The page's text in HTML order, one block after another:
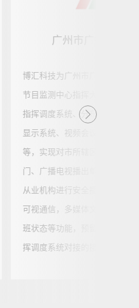
广州市广播电视局
博汇科技为广州市广电局建设
节目监测中心指挥大厅，包含
指挥调度系统、分布式拼控系
显示系统、视频会议系统、扩
等，实现对市所辖区县广播电
门、广播电视播出单位及其他
从业机构进行安全播出指挥调
可视通信，多媒体文件的互传
班状态等功能，预留与总局安
挥调度系统对接的接口。